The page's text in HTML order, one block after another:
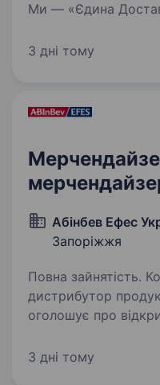
Ми — «Єдина
Наша команда
разом…
3 дні тому
Абінбев Ефес
Запоріжжя
Повна зайнятість. Компанія, офіційний
дистрибутор
оголошує про
Ви матимете
3 дні тому